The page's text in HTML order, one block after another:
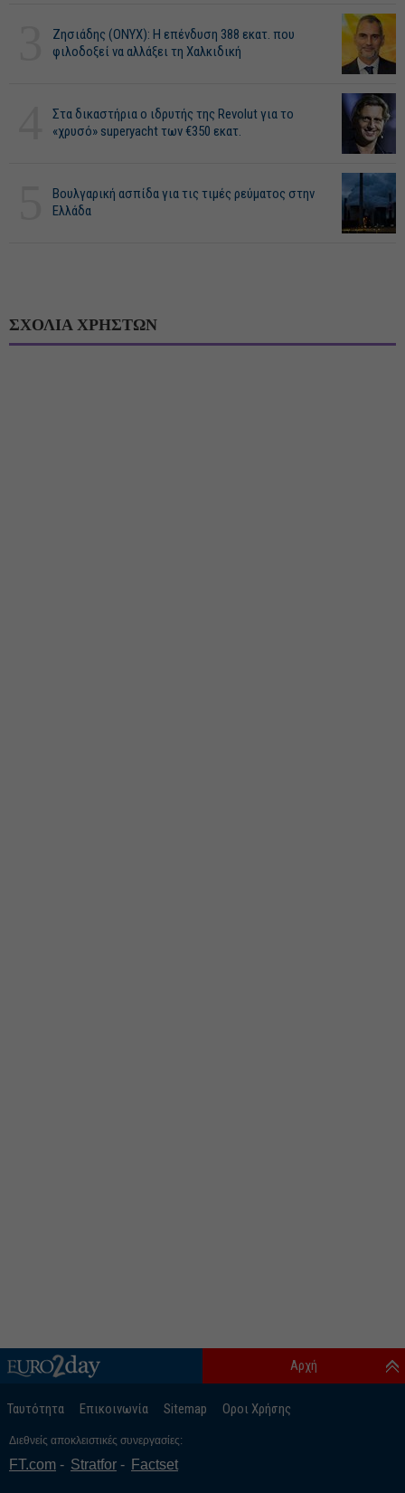
Ζησιάδης (ONYX): Η επένδυση 388 εκατ. που
φιλοδοξεί να αλλάξει τη Χαλκιδική
Στα δικαστήρια ο ιδρυτής της Revolut για το
«χρυσό» superyacht των €350 εκατ.
Βουλγαρική ασπίδα για τις τιμές ρεύματος στην
Ελλάδα
ΣΧΟΛΙΑ ΧΡΗΣΤΩΝ
Ταυτότητα Επικοινωνία Sitemap Οροι Χρήσης
Αρχή
Διεθνείς αποκλειστικές συνεργασίες:
FT.com Stratfor Factset